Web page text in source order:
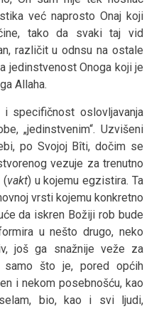
već naprosto Onaj koji
tako da svaki taj vid
različit u odnsu na ostale
jedinstvenost Onoga koji je
Allaha.
specifičnost oslovljavanja
„jedinstvenim“. Uzvišeni
po Svojoj Bîti, dočim se
vezuje za trenutno
(vakt) u kojemu egzistira. Ta
vrsti kojemu konkretno
da iskren Božiji rob bude
u nešto drugo, neko
još ga snažnije veže za
samo što je, pored općih
i nekom posebnošću, kao
bio, kao i svi ljudi,